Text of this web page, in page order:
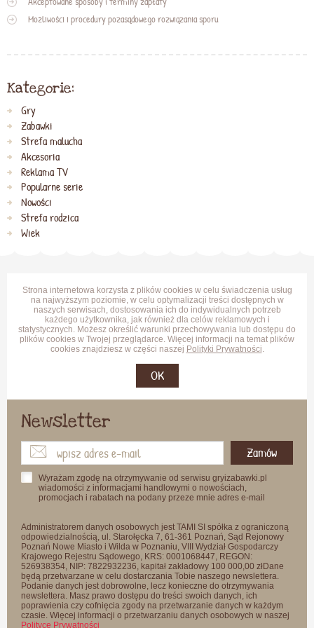
Możliwości i procedury pozasądowego rozwiązania sporu
Kategorie:
Gry
Zabawki
Strefa malucha
Akcesoria
Reklama TV
Popularne serie
Nowości
Strefa rodzica
Wiek
Strona internetowa korzysta z plików cookies w celu świadczenia usług
na najwyższym poziomie, w celu optymalizacji treści dostępnych w
naszych serwisach, dostosowania ich do indywidualnych potrzeb
każdego użytkownika, jak również dla celów reklamowych i
statystycznych. Możesz określić warunki przechowywania lub dostępu do
plików cookies w Twojej przeglądarce. Więcej informacji na temat plików
cookies znajdziesz w części naszej Polityki Prywatności.
OK
Newsletter
Zamów
Wyrażam zgodę na otrzymywanie od serwisu gryizabawki.pl
wiadomości z informacjami handlowymi o nowościach,
promocjach i rabatach na podany przeze mnie adres e-mail
Administratorem danych osobowych jest TAMI SI spółka z ograniczoną
odpowiedzialnością, ul. Starołęcka 7, 61-361 Poznań, Sąd Rejonowy
Poznań Nowe Miasto i Wilda w Poznaniu, VIII Wydział Gospodarczy
Krajowego Rejestru Sądowego, KRS: 0001068447, REGON:
526938354, NIP: 7822932236, kapitał zakładowy 100 000,00 złDane
będą przetwarzane w celu dostarczania Tobie naszego newslettera.
Podanie danych jest dobrowolne, lecz konieczne do otrzymywania
newslettera. Masz prawo dostępu do treści swoich danych, ich
poprawienia czy cofnięcia zgody na przetwarzanie danych w każdym
czasie. Więcej informacji o przetwarzaniu danych osobowych w naszej
Polityce Prywatności